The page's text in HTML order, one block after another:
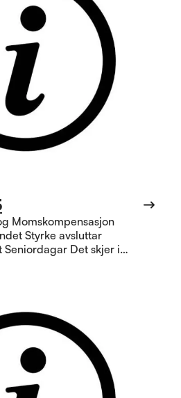
Styrke avsluttar
Seniordagar Det skjer i